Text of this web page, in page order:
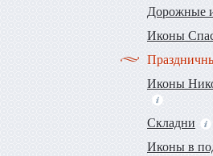
Дорожные
Иконы
Иконы
Складни
Иконы в